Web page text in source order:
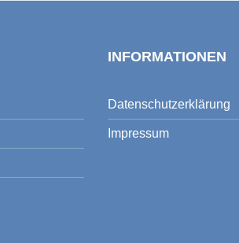
INFORMATIONEN
Datenschutzerklärung
Impressum